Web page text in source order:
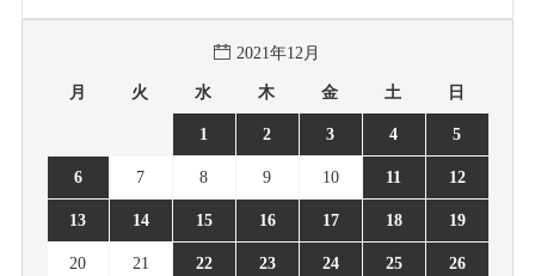
2021年12月
月 火 水 木 金 土 日
1 2 3 4 5
6 7 8 9 10 11 12
13 14 15 16 17 18 19
20 21 22 23 24 25 26